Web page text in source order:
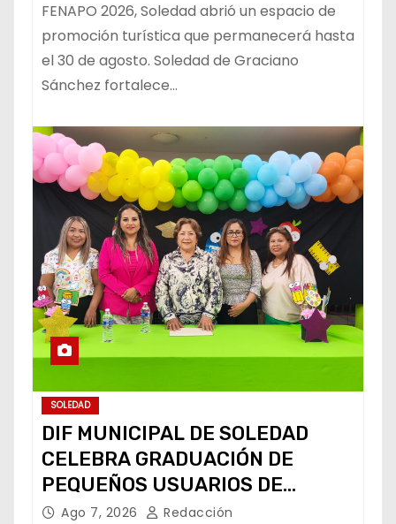
FENAPO 2026, Soledad abrió un espacio de
promoción turística que permanecerá hasta
el 30 de agosto. Soledad de Graciano
Sánchez fortalece…
SOLEDAD
DIF MUNICIPAL DE SOLEDAD
CELEBRA GRADUACIÓN DE
PEQUEÑOS USUARIOS DE
ESTANCIAS “CAPULLITOS 1 Y 2”
Ago 7, 2026 Redacción